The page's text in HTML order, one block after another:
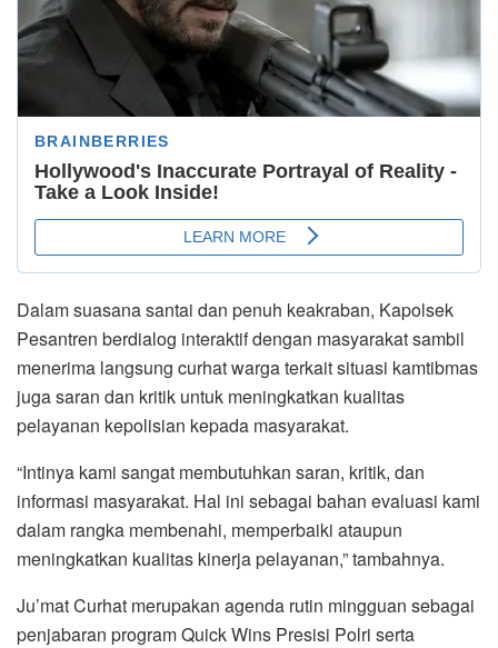
Dalam suasana santai dan penuh keakraban, Kapolsek
Pesantren berdialog interaktif dengan masyarakat sambil
menerima langsung curhat warga terkait situasi kamtibmas
juga saran dan kritik untuk meningkatkan kualitas
pelayanan kepolisian kepada masyarakat.
“Intinya kami sangat membutuhkan saran, kritik, dan
informasi masyarakat. Hal ini sebagai bahan evaluasi kami
dalam rangka membenahi, memperbaiki ataupun
meningkatkan kualitas kinerja pelayanan,” tambahnya.
Ju’mat Curhat merupakan agenda rutin mingguan sebagai
penjabaran program Quick Wins Presisi Polri serta